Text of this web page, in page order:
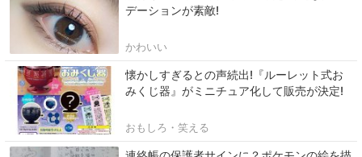
デーションが素敵!
かわいい
懐かしすぎるとの声続出!『ルーレット式お
みくじ器』がミニチュア化して販売が決定!
おもしろ・笑える